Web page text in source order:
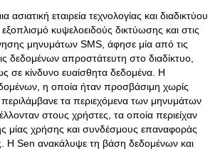
εταιρεία τεχνολογίας και διαδικτύου
εξοπλισμό κυψελοειδούς δικτύωσης και στις
μηνυμάτων SMS, άφησε μία από τις
δεδομένων απροστάτευτη στο διαδίκτυο,
σε κίνδυνο ευαίσθητα δεδομένα. Η
η οποία ήταν προσβάσιμη χωρίς
τα περιεχόμενα των μηνυμάτων
στους χρήστες, τα οποία περιείχαν
μίας χρήσης και συνδέσμους επαναφοράς
Η Sen ανακάλυψε τη βάση δεδομένων και